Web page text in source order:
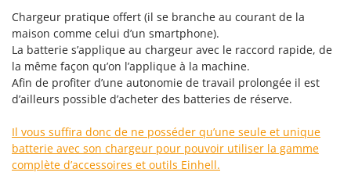
Trancheuses de sol
Transpalettes
Treuils de débardage
Tronçonneuses
Vêtements de Sécurité
Vibroculteurs à tracteur
Lavor
Linea VZ
Lisam
Lotusgrill
M
M.A.I.BO.
Macom
Chargeur pratique offert (il se branche au courant de la
maison comme celui d’un smartphone).
La batterie s’applique au chargeur avec le raccord rapide, de
la même façon qu’on l’applique à la machine.
Afin de profiter d’une autonomie de travail prolongée il est
d’ailleurs possible d’acheter des batteries de réserve.
Il vous suffira donc de ne posséder qu’une seule et unique
batterie avec son chargeur pour pouvoir utiliser la gamme
complète d’accessoires et outils Einhell.